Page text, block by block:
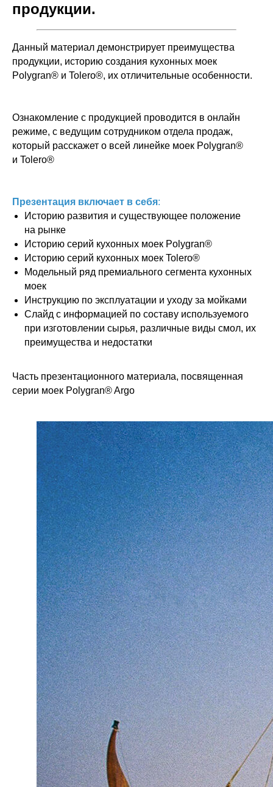
продукции.
Данный материал демонстрирует преимущества
продукции, историю создания кухонных моек
Polygran® и Tolero®, их отличительные особенности.
Ознакомление с продукцией проводится в онлайн
режиме, с ведущим сотрудником отдела продаж,
который расскажет о всей линейке моек Polygran®
и Tolero®
Презентация включает в себя:
Историю развития и существующее положение
на рынке
Историю серий кухонных моек Polygran®
Историю серий кухонных моек Tolero®
Модельный ряд премиального сегмента кухонных
моек
Инструкцию по эксплуатации и уходу за мойками
Слайд с информацией по составу используемого
при изготовлении сырья, различные виды смол, их
преимущества и недостатки
Часть презентационного материала, посвященная
серии моек Polygran® Argo